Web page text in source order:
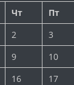
Чт Пт
2 3
9 10
16 17